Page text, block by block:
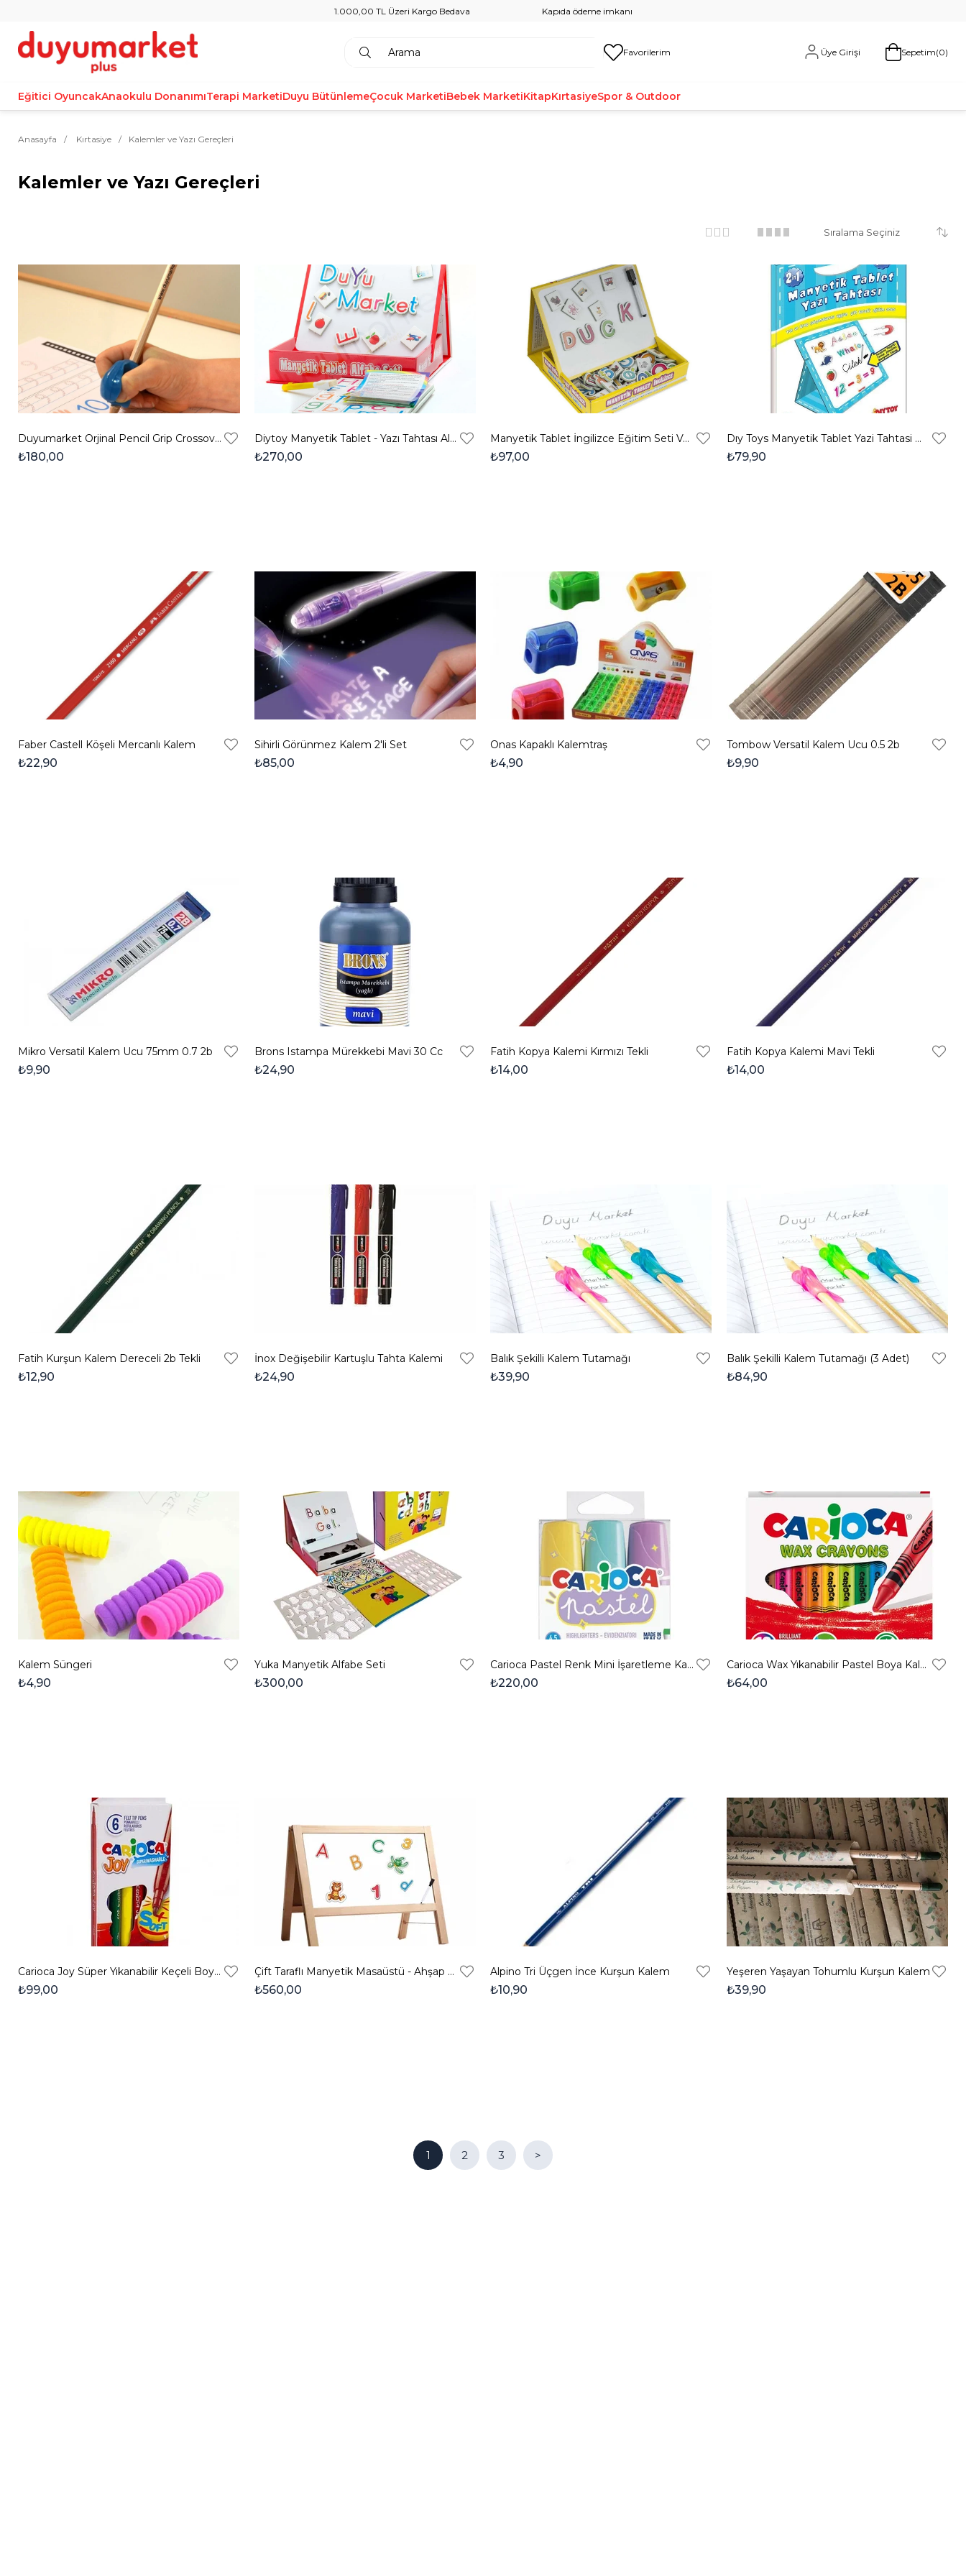
1.000,00 TL Üzeri Kargo Bedava Kapıda ödeme imkanı
Favorilerim Üye Girişi Sepetim 0
Eğitici OyuncakAnaokulu DonanımıTerapi MarketiDuyu BütünlemeÇocuk MarketiBebek MarketiKitapKırtasiyeSpor & Outdoor
Anasayfa Kırtasiye Kalemler ve Yazı Gereçleri
Kalemler ve Yazı Gereçleri
Duyumarket Orjinal Pencil Grip Crossover Kalem Tutamağı
₺180,00
Diytoy Manyetik Tablet - Yazı Tahtası Alfabe
₺270,00
Manyetik Tablet İngilizce Eğitim Seti Ve Yazı Tahtası
₺97,00
Dıy Toys Manyetik Tablet Yazi Tahtasi Mavi
₺79,90
Faber Castell Köşeli Mercanlı Kalem
₺22,90
Sihirli Görünmez Kalem 2'li Set
₺85,00
Onas Kapaklı Kalemtraş
₺4,90
Tombow Versatil Kalem Ucu 0.5 2b
₺9,90
Mikro Versatil Kalem Ucu 75mm 0.7 2b
₺9,90
Brons Istampa Mürekkebi Mavi 30 Cc
₺24,90
Fatih Kopya Kalemi Kırmızı Tekli
₺14,00
Fatih Kopya Kalemi Mavi Tekli
₺14,00
Fatih Kurşun Kalem Dereceli 2b Tekli
₺12,90
İnox Değişebilir Kartuşlu Tahta Kalemi
₺24,90
Balık Şekilli Kalem Tutamağı
₺39,90
Balık Şekilli Kalem Tutamağı (3 Adet)
₺84,90
Kalem Süngeri
₺4,90
Yuka Manyetik Alfabe Seti
₺300,00
Carioca Pastel Renk Mini İşaretleme Kalemi 3'lü
₺220,00
Carioca Wax Yıkanabilir Pastel Boya Kalemi 12'li
₺64,00
Carioca Joy Süper Yıkanabilir Keçeli Boya Kalemi 6'lı
₺99,00
Çift Taraflı Manyetik Masaüstü - Ahşap Yazı Tahtası
₺560,00
Alpino Tri Üçgen İnce Kurşun Kalem
₺10,90
Yeşeren Yaşayan Tohumlu Kurşun Kalem
₺39,90
1 2 3 >